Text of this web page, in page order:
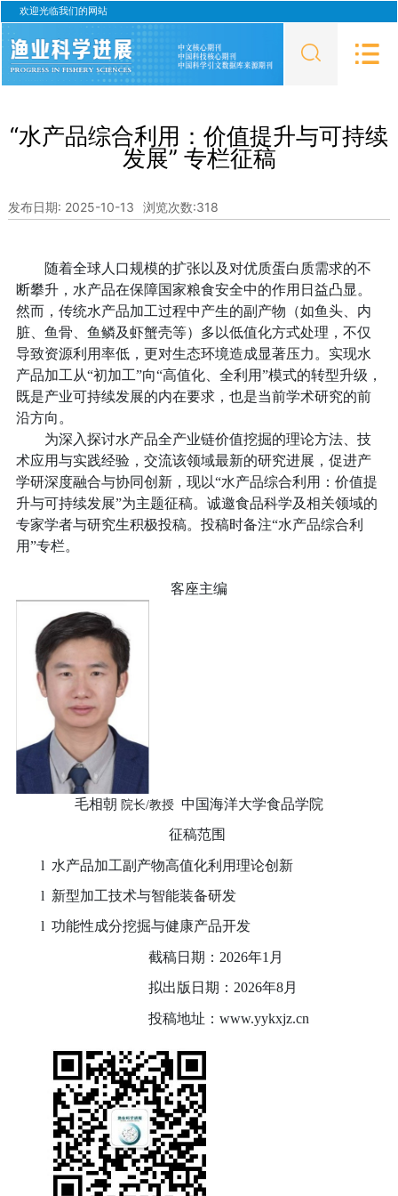
欢迎光临我们的网站
“水产品综合利用：价值提升与可持续
发展” 专栏征稿
发布日期: 2025-10-13 浏览次数:318
随着全球人口规模的扩张以及对优质蛋白质需求的不
断攀升，水产品在保障国家粮食安全中的作用日益凸显。
然而，传统水产品加工过程中产生的副产物（如鱼头、内
脏、鱼骨、鱼鳞及虾蟹壳等）多以低值化方式处理，不仅
导致资源利用率低，更对生态环境造成显著压力。实现水
产品加工从“初加工”向“高值化、全利用”模式的转型升级，
既是产业可持续发展的内在要求，也是当前学术研究的前
沿方向。
为深入探讨水产品全产业链价值挖掘的理论方法、技
术应用与实践经验，交流该领域最新的研究进展，促进产
学研深度融合与协同创新，现以“水产品综合利用：价值提
升与可持续发展”为主题征稿。 诚邀食品科学及相关领域的
专家学者与研究生积极投稿。投稿时备注“水产品综合利
用”专栏。
客座主编
毛相朝 院长/教授 中国海洋大学食品学院
征稿范围
l 水产品加工副产物高值化利用理论创新
l 新型加工技术与智能装备研发
l 功能性成分挖掘与健康产品开发
截稿日期： 2026年1 月
拟出版日期： 2026年8月
投稿地址： www.yykxjz.cn